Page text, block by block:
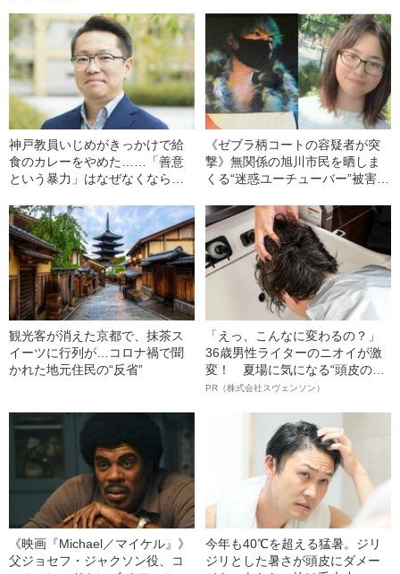
神戸教員いじめがきっかけで給
食のカレーをやめた……「善意
という暴力」はなぜなくならな
《ゼブラ柄コートの容疑者が突
撃》無関係の旭川市民を晒しま
くる“迷惑ユーチューバー”被害続
死
観光客が消えた京都で、抹茶ス
イーツに行列が…コロナ禍で聞
かれた地元住民の“反省”
「えっ、こんなに変わるの？」
36歳男性ライターのニオイが激
変！ 夏場に気になる“頭皮のニ
オイ”や“ベタつき”を解消す
ト”が生み出した徹底ケアとは
PR（株式会社スヴェンソン）
《映画『Michael／マイケル』》
父ジョセフ・ジャクソン役、コ
今年も40℃を超える猛暑。ジリ
ジリとした暑さが頭皮にダメー